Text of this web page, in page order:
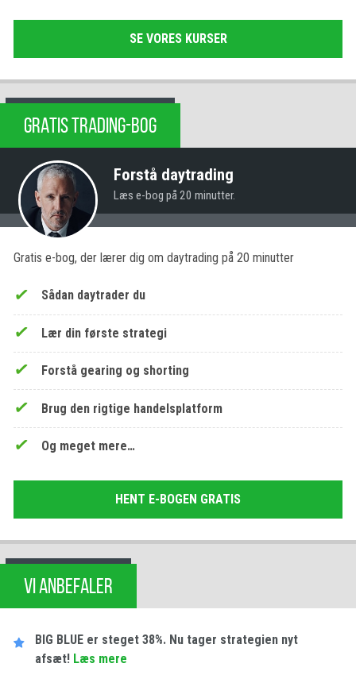
SE VORES KURSER
GRATIS TRADING-BOG
Forstå daytrading
Læs e-bog på 20 minutter.
Gratis e-bog, der lærer dig om daytrading på 20 minutter
Sådan daytrader du
Lær din første strategi
Forstå gearing og shorting
Brug den rigtige handelsplatform
Og meget mere…
HENT E-BOGEN GRATIS
VI ANBEFALER
BIG BLUE er steget 38%. Nu tager strategien nyt
afsæt! Læs mere